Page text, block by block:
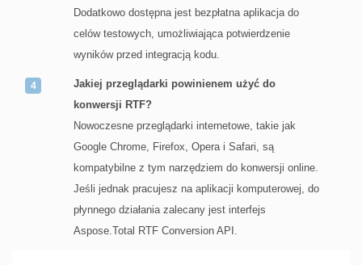
Dodatkowo dostępna jest bezpłatna aplikacja do
celów testowych, umożliwiająca potwierdzenie
wyników przed integracją kodu.
Jakiej przeglądarki powinienem użyć do
konwersji RTF?
Nowoczesne przeglądarki internetowe, takie jak
Google Chrome, Firefox, Opera i Safari, są
kompatybilne z tym narzędziem do konwersji online.
Jeśli jednak pracujesz na aplikacji komputerowej, do
płynnego działania zalecany jest interfejs
Aspose.Total RTF Conversion API.